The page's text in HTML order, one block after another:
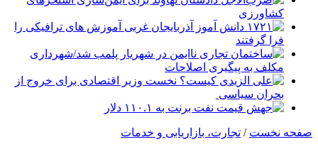
کشاورزی
۱۷۲۱ دانش آموز آذربایجان غربی آموزش های ترافیکی را
فرا گرفتند
ساختمان تجاری ناایمن در شهریار پلمب شد/شهرداری
مکلف به پیگیری اصلاحات
علی الزیدی کیست؟ نخست وزیر اقتصادی برای خروج از
بحران سیاسی
جهش قیمت نفت برنت به ۱۱۰.۱ دلار
صفحه نخست / تجارت، بازاریابی و خدمات